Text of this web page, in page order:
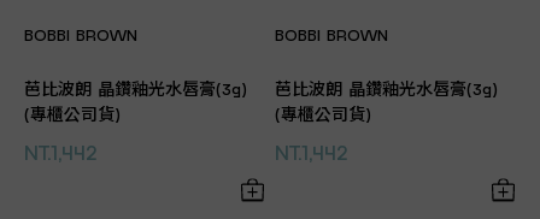
BOBBI BROWN
芭比波朗 晶鑽釉光水唇膏(3g)
(專櫃公司貨)
NT.1,442
BOBBI BROWN
芭比波朗 晶鑽釉光水唇膏(3g)
(專櫃公司貨)
NT.1,442